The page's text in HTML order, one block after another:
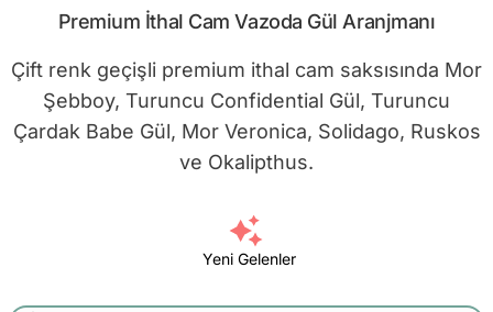
Premium İthal Cam Vazoda Gül Aranjmanı
Çift renk geçişli premium ithal cam saksısında Mor
Şebboy, Turuncu Confidential Gül, Turuncu
Çardak Babe Gül, Mor Veronica, Solidago, Ruskos
ve Okalipthus.
Yeni Gelenler